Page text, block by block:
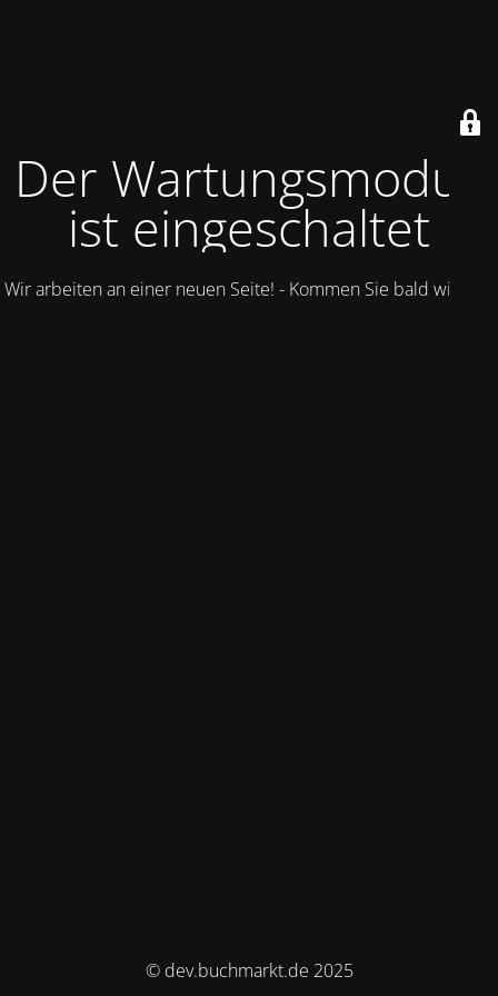
Der Wartungsmodus
ist eingeschaltet
Wir arbeiten an einer neuen Seite! - Kommen Sie bald wieder.
© dev.buchmarkt.de 2025